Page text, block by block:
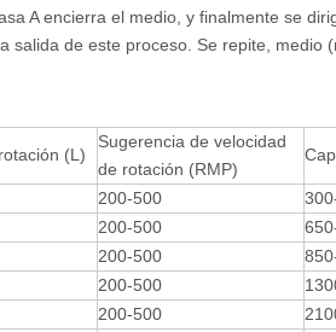
A encierra el medio, y finalmente se
salida de este proceso. Se repite, medio
(L)
Sugerencia de velocidad
de rotación (RMP)
200-500
200-500
200-500
200-500
200-500